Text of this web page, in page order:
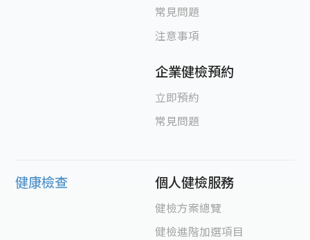
常見問題
注意事項
企業健檢預約
立即預約
常見問題
健康檢查 個人健檢服務
健檢方案總覽
健檢進階加選項目